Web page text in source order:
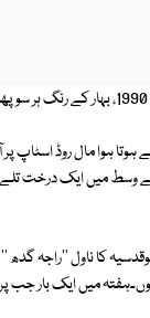
ہوتا ہوا مال روڈ
کے وسط میں ایک درخت
کا ناول ''راجہ
میں ایک بار جب